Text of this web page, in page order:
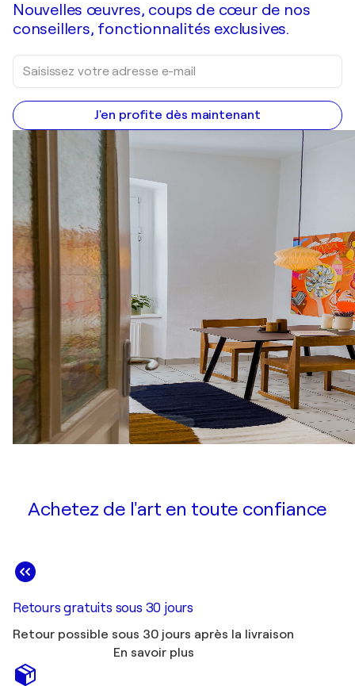
Nouvelles œuvres, coups de cœur de nos
conseillers, fonctionnalités exclusives.
J'en profite dès maintenant
Achetez de l'art en toute confiance
Retours gratuits sous 30 jours
Retour possible sous 30 jours après la livraison
En savoir plus